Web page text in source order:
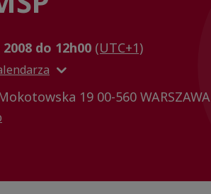
do 12h00 (UTC+1)
19 00-560 WARSZAWA